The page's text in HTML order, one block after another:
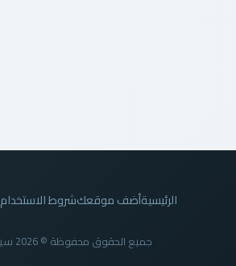
الرئيسيةأضف موقعكشروط الاستخدام
جميع الحقوق محفوظة © 2026 سيداني دليل المواقع